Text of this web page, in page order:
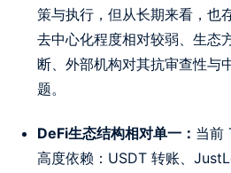
策与执行，但从长期来看，也
去中心化程度相对较弱、生态
断、外部机构对其抗审查性与
题。
DeFi生态结构相对单一： 当前
高度依赖：USDT 转账、